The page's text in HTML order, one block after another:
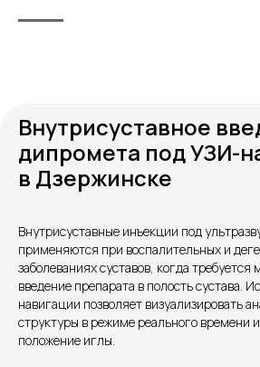
Внутрисуставное
дипромета под УЗИ-
в Дзержинске
Внутрисуставные инъекции под
применяются при воспалительных и
заболеваниях суставов, когда
введение препарата в полость сустава.
навигации позволяет визуализировать
структуры в режиме реального времени
положение иглы.
Контакты